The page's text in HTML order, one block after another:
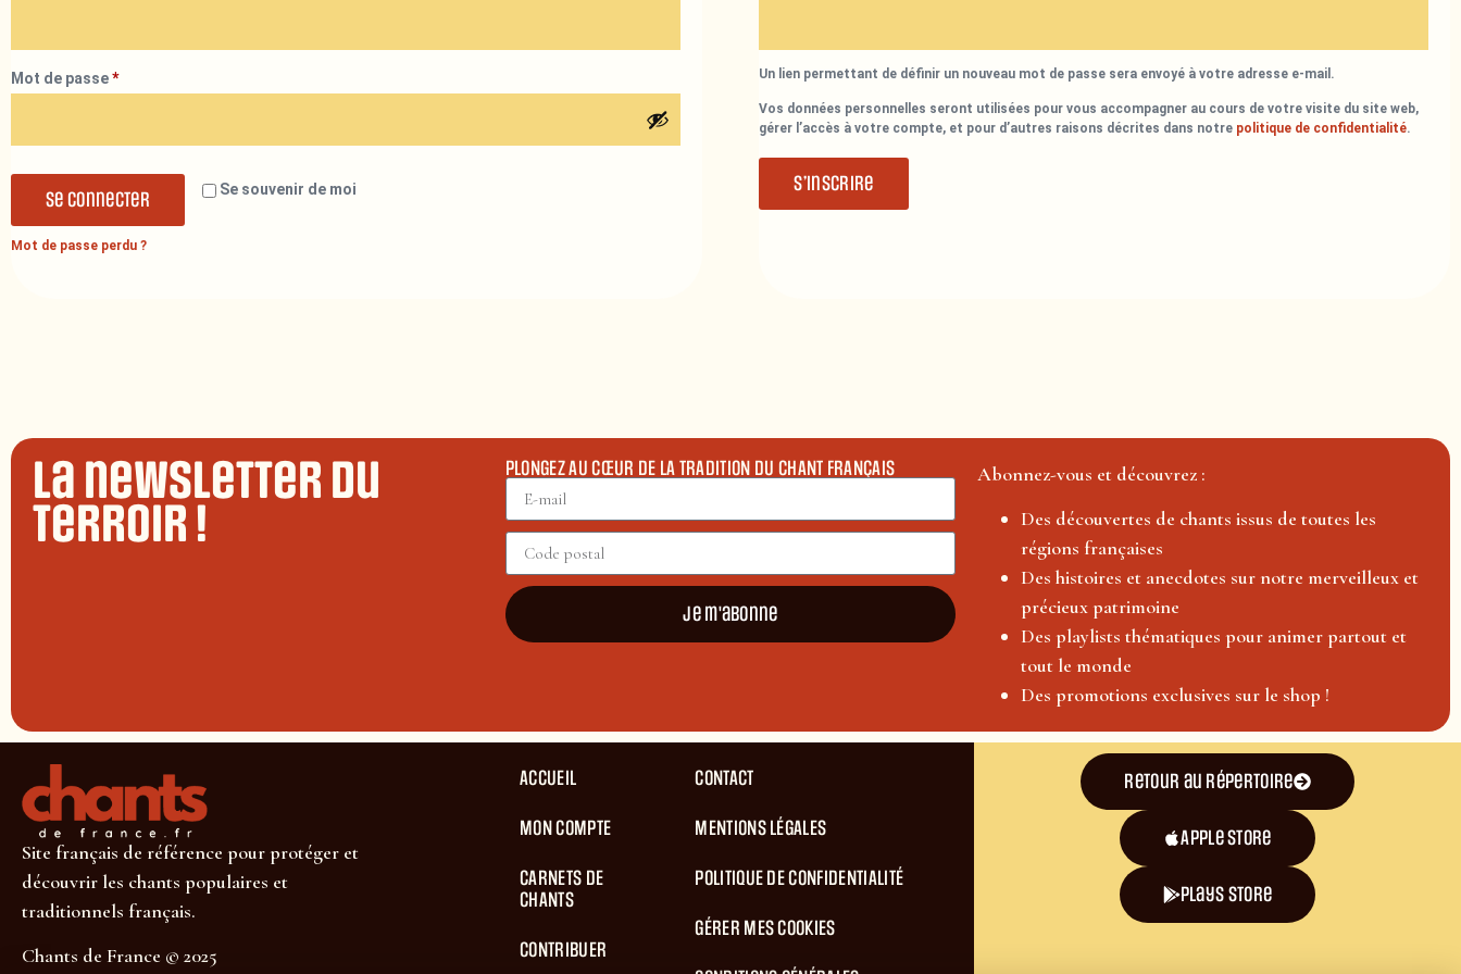
Mot de passe*
Se souvenir de moi
Se connecter
Mot de passe perdu ?
Un lien permettant de définir un nouveau mot de passe sera envoyé à votre adresse e-mail.
Vos données personnelles seront utilisées pour vous accompagner au cours de votre visite du site web,
gérer l’accès à votre compte, et pour d’autres raisons décrites dans notre politique de confidentialité.
S’inscrire
La newsletter du
terroir !
PLONGEZ AU CŒUR DE LA TRADITION DU CHANT FRANÇAIS
Je m'abonne
Abonnez-vous et découvrez :
Des découvertes de chants issus de toutes les
régions françaises
Des histoires et anecdotes sur notre merveilleux et
précieux patrimoine
Des playlists thématiques pour animer partout et
tout le monde
Des promotions exclusives sur le shop !
Site français de référence pour protéger et
découvrir les chants populaires et
traditionnels français.
Chants de France © 2025
ACCUEIL
MON COMPTE
CARNETS DE
CHANTS
CONTRIBUER
CONTACT
MENTIONS LÉGALES
POLITIQUE DE CONFIDENTIALITÉ
GÉRER MES COOKIES
Retour au répertoire
Apple Store
plays store